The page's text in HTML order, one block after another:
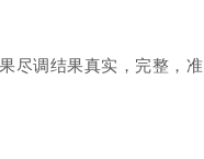
尽调结果真实，完整，准